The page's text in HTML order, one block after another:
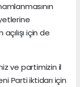
için de
ve partimizin il
Parti iktidarı için